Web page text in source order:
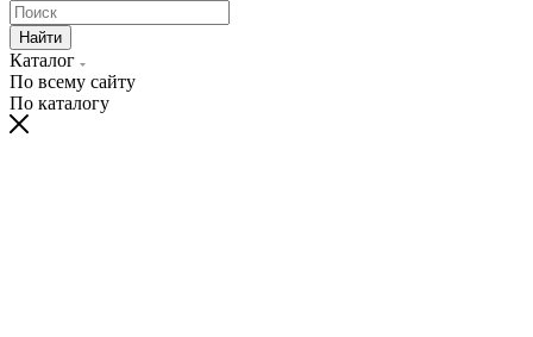
Найти
Каталог
По всему сайту
По каталогу